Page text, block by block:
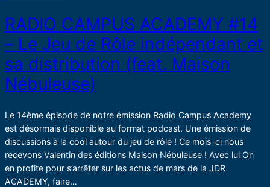
RADIO CAMPUS ACADEMY #14
– Le Jeu de Rôle indépendant et
sa distribution (feat. Maison
Nébuleuse)
Le 14ème épisode de notre émission Radio Campus Academy
est désormais disponible au format podcast. Une émission de
discussions à la cool autour du jeu de rôle ! Ce mois-ci nous
recevons Valentin des éditions Maison Nébuleuse ! Avec lui On
en profite pour s’arrêter sur les actus de mars de la JDR
ACADEMY, faire…